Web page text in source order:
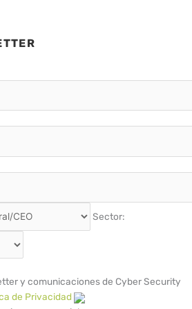
Sector:
y comunicaciones de Cyber Security
de Privacidad